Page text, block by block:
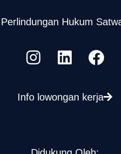
Hukum
Info lowongan kerja